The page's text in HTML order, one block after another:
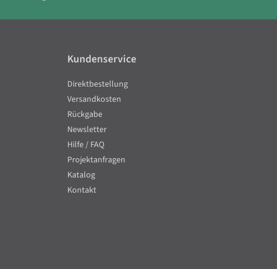
Kundenservice
Direktbestellung
Versandkosten
Rückgabe
Newsletter
Hilfe / FAQ
Projektanfragen
Katalog
Kontakt